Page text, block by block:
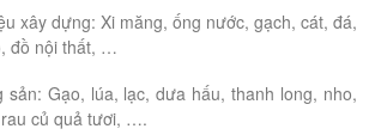
xây dựng: Xi măng, ống nước, gạch, cát, đá,
đồ nội thất, …
sản: Gạo, lúa, lạc, dưa hấu, thanh long, nho,
củ quả tươi, ….